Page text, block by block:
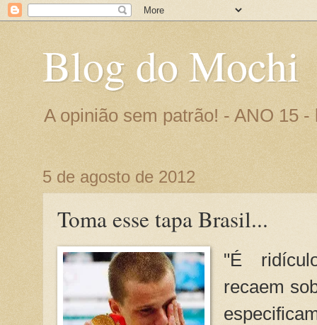
Blog do Mochi
A opinião sem patrão! - ANO 15
5 de agosto de 2012
Toma esse tapa Brasil...
"É
recaem